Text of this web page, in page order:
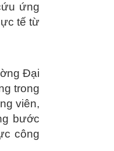
ứng
tế từ
Đại
trong
viên,
bước
công